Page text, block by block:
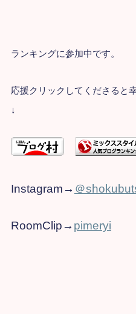
ランキングに参加中です。
応援クリックしてくださると
↓
Instagram→​ ＠
RoomClip→ pimeryi